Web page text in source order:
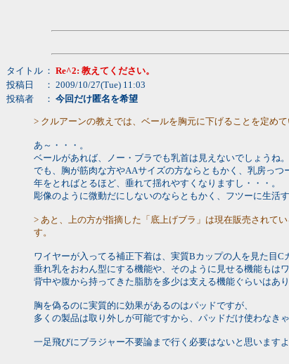
タイトル ： Re^2: 教えてください。
投稿日
： 2009/10/27(Tue) 11:03
投稿者
： 今回だけ匿名を希望
> クルアーンの教えでは、ベールを胸元に下げることを定め
あ～・・・。
ベールがあれば、ノー・ブラでも乳首は見えないでしょうね。
でも、胸が筋肉な方やAAサイズの方ならともかく、乳房っつ
年をとればとるほど、垂れて揺れやすくなりますし・・・。
彫像のように微動だにしないのならともかく、フツーに生活
> あと、上の方が指摘した「底上げブラ」は現在販売されて
す。
ワイヤーが入ってる補正下着は、実質Bカップの人を見た目C
垂れ乳をおわん型にする機能や、そのように見せる機能もは
背中や腹から持ってきた脂肪を多少は支える機能ぐらいはあ
胸を偽るのに実質的に効果があるのはパッドですが、
多くの製品は取り外しが可能ですから、パッドだけ使わなき
一足飛びにブラジャー不要論まで行く必要はないと思いますよ